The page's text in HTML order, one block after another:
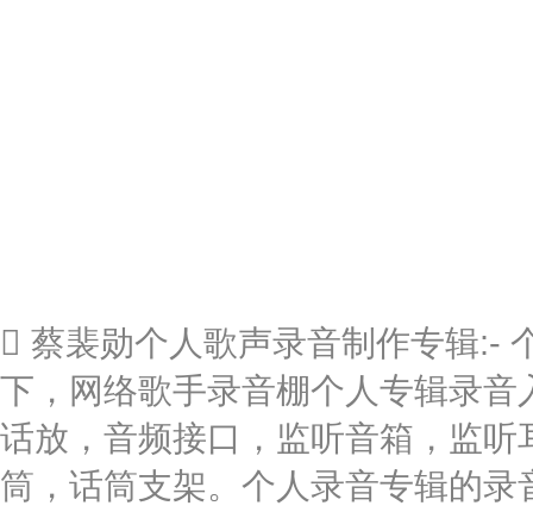
 蔡裴勋个人歌声录音制作专辑:-
下，网络歌手录音棚个人专辑录
话放，音频接口，监听音箱，监
筒，话筒支架。个人录音专辑的